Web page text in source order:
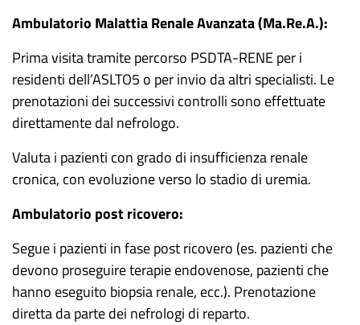
Ambulatorio Malattia Renale Avanzata (Ma.Re.A.):
Prima visita tramite percorso PSDTA-RENE per i
residenti dell’ASLTO5 o per invio da altri specialisti. Le
prenotazioni dei successivi controlli sono effettuate
direttamente dal nefrologo.
Valuta i pazienti con grado di insufficienza renale
cronica, con evoluzione verso lo stadio di uremia.
Ambulatorio post ricovero:
Segue i pazienti in fase post ricovero (es. pazienti che
devono proseguire terapie endovenose, pazienti che
hanno eseguito biopsia renale, ecc.). Prenotazione
diretta da parte dei nefrologi di reparto.